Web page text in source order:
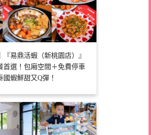
『易鼎活蝦（新桃園店）』
首選！包廂空間＋免費停車
國蝦鮮甜又Q彈！